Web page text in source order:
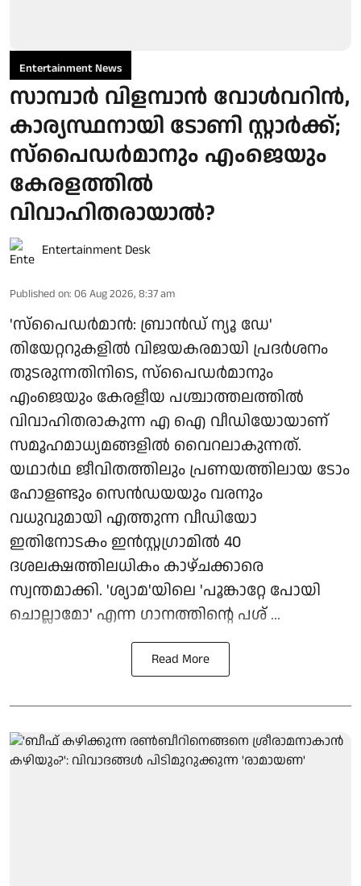
Entertainment News
സാമ്പാർ വിളമ്പാൻ വോൾവറിൻ,
കാര്യസ്ഥനായി ടോണി സ്റ്റാർക്ക്;
സ്പൈഡർമാനും എംജെയും
കേരളത്തിൽ
വിവാഹിതരായാൽ?
Entertainment Desk
Published on: 06 Aug 2026, 8:37 am
'സ്‌പൈഡർമാൻ: ബ്രാൻഡ് ന്യൂ ഡേ'
തിയേറ്ററുകളിൽ വിജയകരമായി പ്രദർശനം
തുടരുന്നതിനിടെ, സ്പൈഡർമാനും
എംജെയും കേരളീയ പശ്ചാത്തലത്തിൽ
വിവാഹിതരാകുന്ന എ ഐ വീഡിയോയാണ്
സമൂഹമാധ്യമങ്ങളിൽ വൈറലാകുന്നത്.
യഥാർഥ ജീവിതത്തിലും പ്രണയത്തിലായ ടോം
ഹോളണ്ടും സെൻഡയയും വരനും
വധുവുമായി എത്തുന്ന വീഡിയോ
ഇതിനോടകം ഇൻസ്റ്റഗ്രാമിൽ 40
ദശലക്ഷത്തിലധികം കാഴ്ചക്കാരെ
സ്വന്തമാക്കി. 'ശ്യാമ'യിലെ 'പൂങ്കാറ്റേ പോയി
ചൊല്ലാമോ' എന്ന ഗാനത്തിന്റെ പശ് ...
Read More